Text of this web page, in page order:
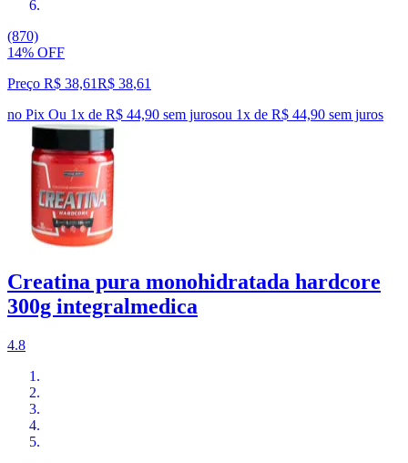
(870)
14% OFF
Preço R$ 38,61R$ 38,61
no Pix Ou 1x de R$ 44,90 sem jurosou 1x de R$ 44,90 sem juros
Creatina pura monohidratada hardcore
300g integralmedica
4.8